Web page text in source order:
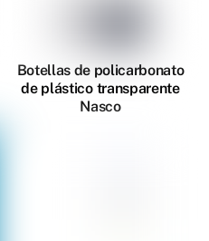
Botellas de policarbonato
de plástico transparente
Nasco